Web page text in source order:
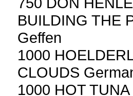
BUILDING THE
Geffen
1000
CLOUDS
1000 HOT